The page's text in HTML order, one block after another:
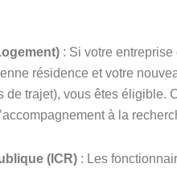
: Si votre
résidence et votre
de trajet), vous êtes éligible.
à la
(ICR) : Les